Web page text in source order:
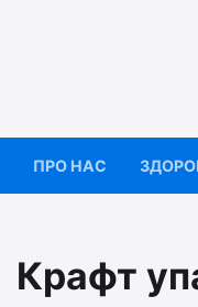
ПРО НАС
Крафт